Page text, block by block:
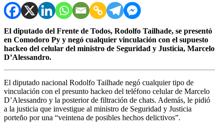
El diputado del Frente de Todos, Rodolfo Tailhade, se presentó
en Comodoro Py y negó cualquier vinculación con el supuesto
hackeo del celular del ministro de Seguridad y Justicia, Marcelo
D’Alessandro.
El diputado nacional Rodolfo Tailhade negó cualquier tipo de
vinculación con el presunto hackeo del teléfono celular de Marcelo
D’Alessandro y la posterior de filtración de chats. Además, le pidió
a la justicia que investigue al ministro de Seguridad y Justicia
porteño por una “veintena de posibles hechos delictivos”.